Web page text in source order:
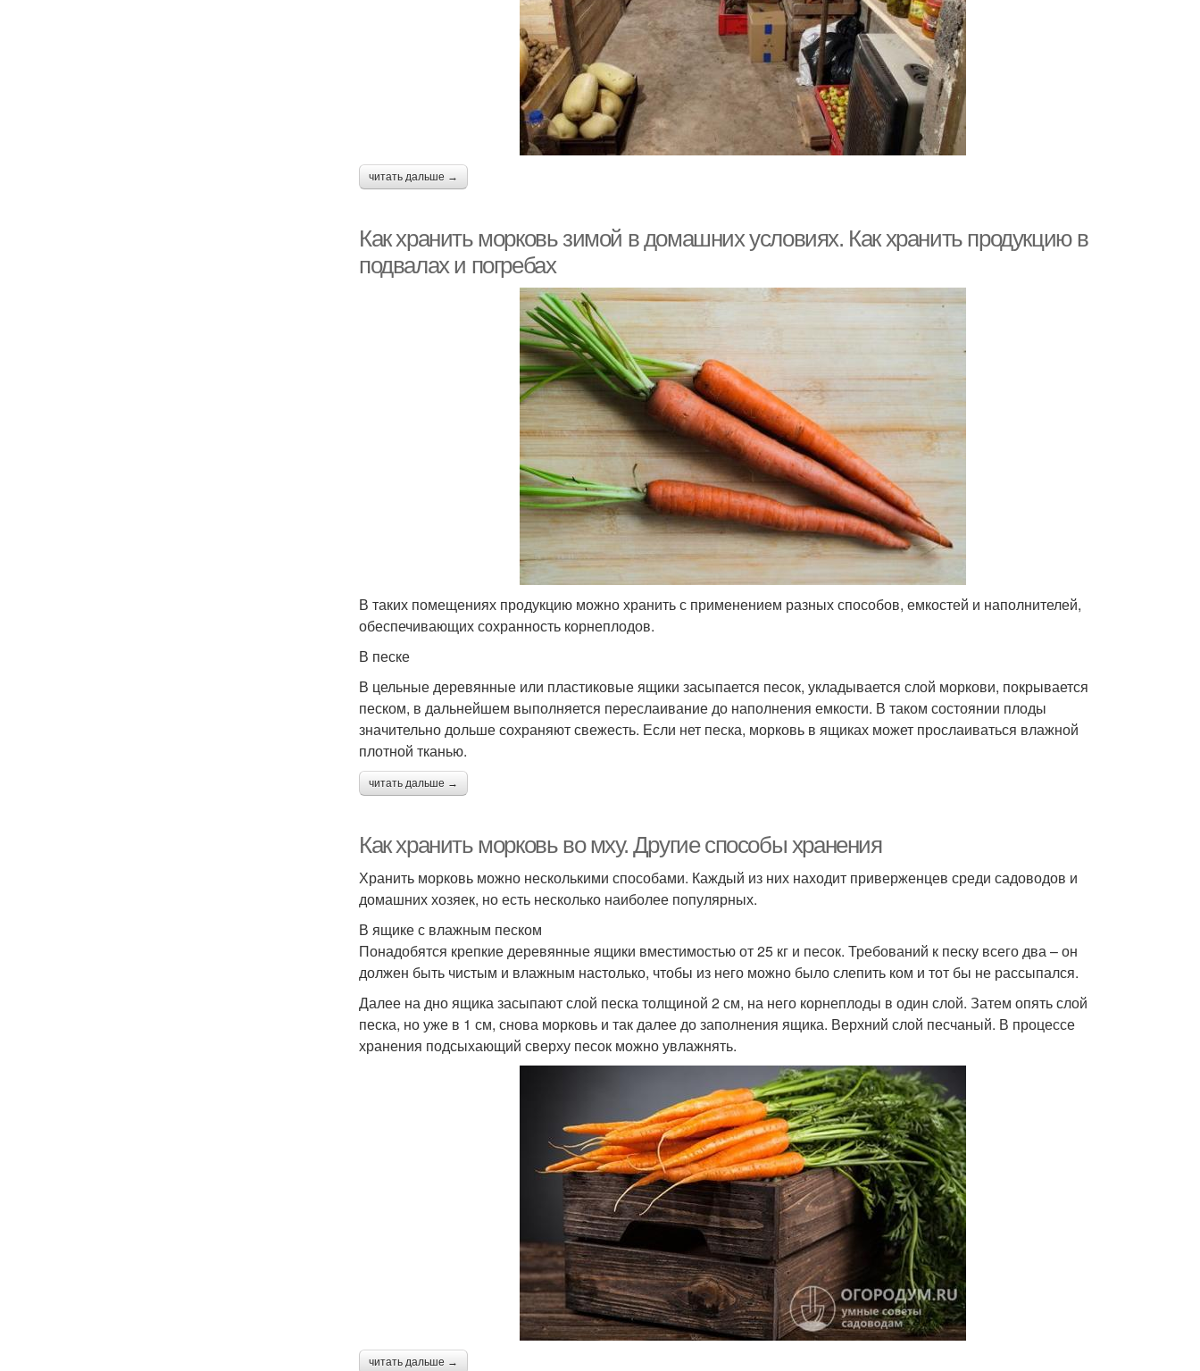
читать дальше →
Как хранить морковь зимой в домашних условиях. Как хранить продукцию в
подвалах и погребах
В таких помещениях продукцию можно хранить с применением разных способов, емкостей и наполнителей,
обеспечивающих сохранность корнеплодов.
В песке
В цельные деревянные или пластиковые ящики засыпается песок, укладывается слой моркови, покрывается
песком, в дальнейшем выполняется переслаивание до наполнения емкости. В таком состоянии плоды
значительно дольше сохраняют свежесть. Если нет песка, морковь в ящиках может прослаиваться влажной
плотной тканью.
читать дальше →
Как хранить морковь во мху. Другие способы хранения
Хранить морковь можно несколькими способами. Каждый из них находит приверженцев среди садоводов и
домашних хозяек, но есть несколько наиболее популярных.
В ящике с влажным песком
Понадобятся крепкие деревянные ящики вместимостью от 25 кг и песок. Требований к песку всего два – он
должен быть чистым и влажным настолько, чтобы из него можно было слепить ком и тот бы не рассыпался.
Далее на дно ящика засыпают слой песка толщиной 2 см, на него корнеплоды в один слой. Затем опять слой
песка, но уже в 1 см, снова морковь и так далее до заполнения ящика. Верхний слой песчаный. В процессе
хранения подсыхающий сверху песок можно увлажнять.
читать дальше →